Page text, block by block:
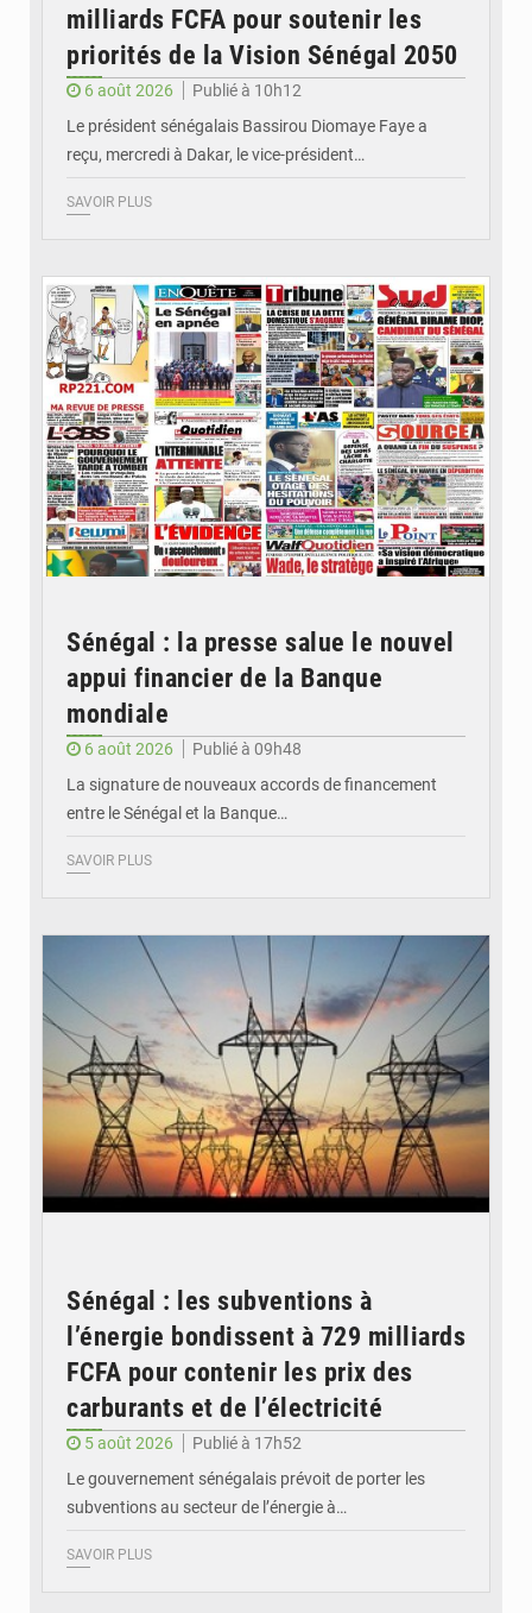
milliards FCFA pour soutenir les
priorités de la Vision Sénégal 2050
6 août 2026
Publié à 10h12
Le président sénégalais Bassirou Diomaye Faye a
reçu, mercredi à Dakar, le vice-président…
SAVOIR PLUS
Sénégal : la presse salue le nouvel
appui financier de la Banque
mondiale
6 août 2026
Publié à 09h48
La signature de nouveaux accords de financement
entre le Sénégal et la Banque…
SAVOIR PLUS
Sénégal : les subventions à
l’énergie bondissent à 729 milliards
FCFA pour contenir les prix des
carburants et de l’électricité
5 août 2026
Publié à 17h52
Le gouvernement sénégalais prévoit de porter les
subventions au secteur de l’énergie à…
SAVOIR PLUS